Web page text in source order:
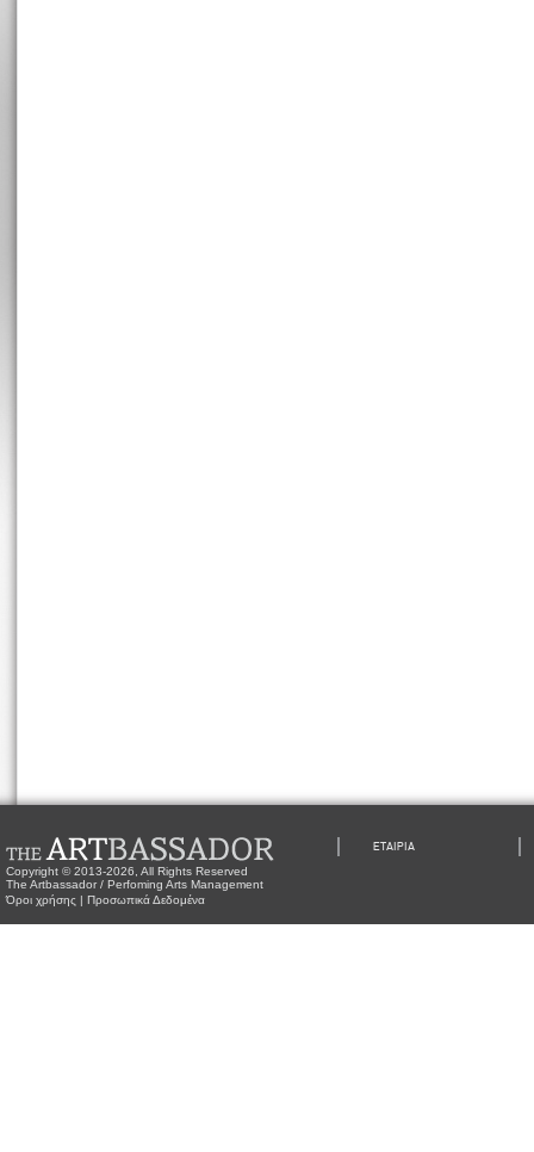
Copyright © 2013-2026, All Rights Reserved
The Artbassador / Perfoming Arts Management
Όροι χρήσης | Προσωπικά Δεδομένα
ΕΤΑΙΡΙΑ